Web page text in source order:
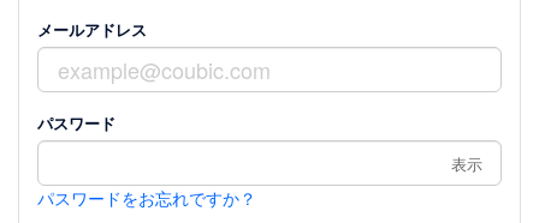
メールアドレス
パスワード
表示
パスワードをお忘れですか？